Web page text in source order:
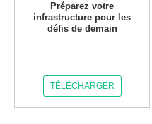
Préparez votre
infrastructure pour les
défis de demain
TÉLÉCHARGER